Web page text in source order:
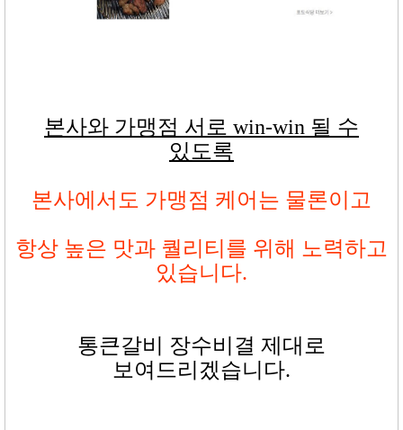
본사와 가맹점 서로 win-win 될 수
있도록
본사에서도 가맹점 케어는 물론이고
항상 높은 맛과 퀄리티를 위해 노력하고
있습니다.
통큰갈비 장수비결 제대로
보여드리겠습니다.